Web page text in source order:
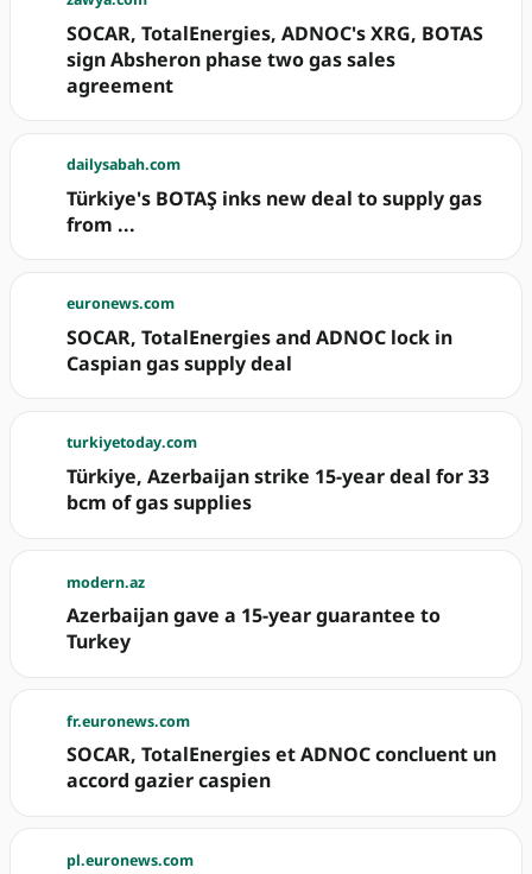
SOCAR, TotalEnergies, ADNOC's XRG, BOTAS
sign Absheron phase two gas sales
agreement
dailysabah.com
Türkiye's BOTAŞ inks new deal to supply gas
from ...
euronews.com
SOCAR, TotalEnergies and ADNOC lock in
Caspian gas supply deal
turkiyetoday.com
Türkiye, Azerbaijan strike 15-year deal for 33
bcm of gas supplies
modern.az
Azerbaijan gave a 15-year guarantee to
Turkey
fr.euronews.com
SOCAR, TotalEnergies et ADNOC concluent un
accord gazier caspien
pl.euronews.com